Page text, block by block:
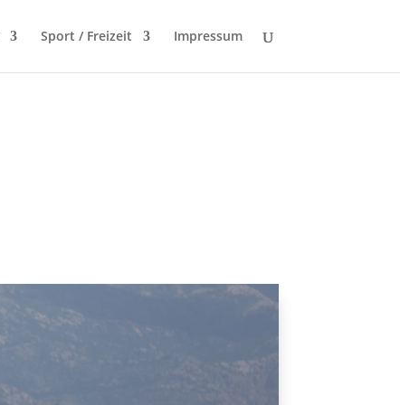
Sport / Freizeit Impressum